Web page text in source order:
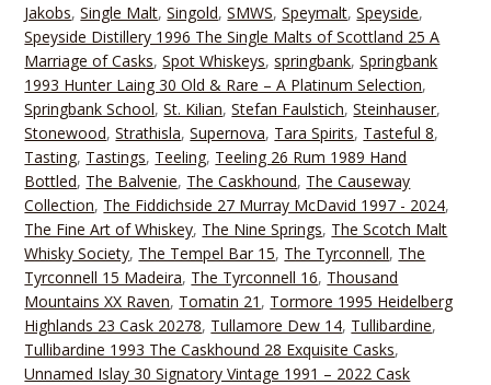
Jakobs,Single Malt,Singold,SMWS,Speymalt,Speyside,
Speyside Distillery 1996 The Single Malts of Scottland 25 A
Marriage of Casks,Spot Whiskeys,springbank,Springbank
1993 Hunter Laing 30 Old & Rare – A Platinum Selection,
Springbank School,St. Kilian,Stefan Faulstich,Steinhauser,
Stonewood,Strathisla,Supernova, Tara Spirits, Tasteful 8,
Tasting, Tastings, Teeling, Teeling 26 Rum 1989 Hand
Bottled, The Balvenie, The Caskhound, The Causeway
Collection, The Fiddichside 27 Murray McDavid 1997 - 2024,
The Fine Art of Whiskey, The Nine Springs, The Scotch Malt
Whisky Society, The Tempel Bar 15, The Tyrconnell, The
Tyrconnell 15 Madeira, The Tyrconnell 16, Thousand
Mountains XX Raven, Tomatin 21 , Tormore 1995 Heidelberg
Highlands 23 Cask 20278, Tullamore Dew 14, Tullibardine,
Tullibardine 1993 The Caskhound 28 Exquisite Casks,
Unnamed Islay 30 Signatory Vintage 1991 – 2022 Cask